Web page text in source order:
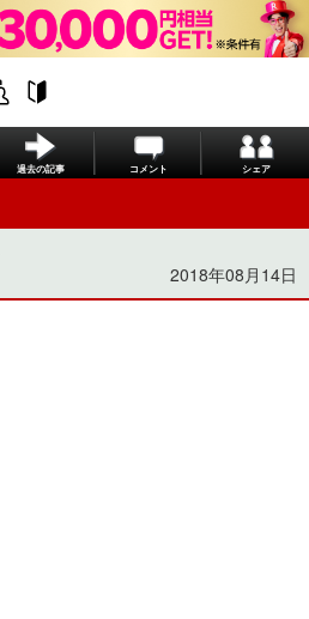
過去の記事 コメント シェア
2018年08月14日